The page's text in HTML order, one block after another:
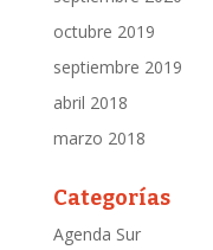
octubre 2019
septiembre 2019
abril 2018
marzo 2018
Categorías
Agenda Sur